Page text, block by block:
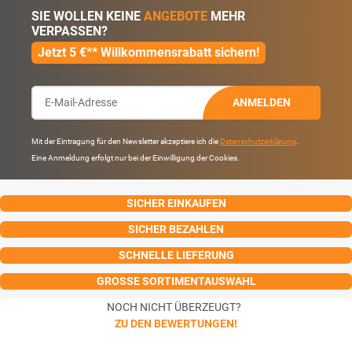
SIE WOLLEN KEINE ANGEBOTE MEHR
VERPASSEN?
Jetzt 5 €** Willkommensrabatt sichern!
ANMELDEN
Mit der Eintragung für den Newsletter akzeptiere ich die Datenschutzerklärung
Eine Anmeldung erfolgt nur bei der Einwilligung der Cookies.
SICHER EINKAUFEN
SICHER BEZAHLEN
SCHNELLE LIEFERUNG
GROSSE SORTIMENTAUSWAHL
NOCH NICHT ÜBERZEUGT?
ZU DEN BEWERTUNGEN!